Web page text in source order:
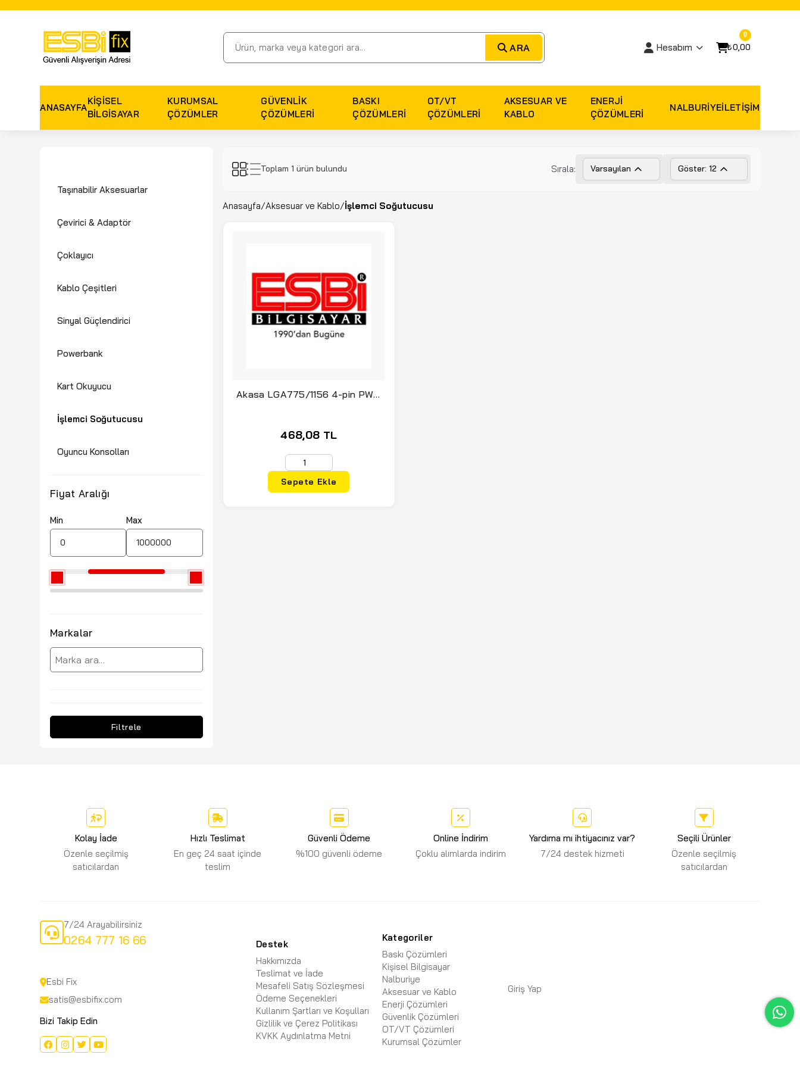
ARA Hesabım
0
₺0,00
ANASAYFA
KIŞISEL
BILGISAYAR
KURUMSAL
ÇÖZÜMLER
GÜVENLIK
ÇÖZÜMLERI
BASKI
ÇÖZÜMLERI
OT/VT
ÇÖZÜMLERI
AKSESUAR VE
KABLO
ENERJI
ÇÖZÜMLERI
NALBURIYEİLETİŞİM
Taşınabilir Aksesuarlar
Çevirici & Adaptör
Çoklayıcı
Kablo Çeşitleri
Sinyal Güçlendirici
Powerbank
Kart Okuyucu
İşlemci Soğutucusu
Oyuncu Konsolları
Fiyat Aralığı
Min Max
Markalar
Filtrele
Toplam 1 ürün bulundu Sırala: Varsayılan Göster: 12
Anasayfa/Aksesuar ve Kablo/İşlemci Soğutucusu
Akasa LGA775/1156 4-pin PWM
468,08 TL
Sepete Ekle
Kolay İade
Özenle seçilmiş
satıcılardan
Hızlı Teslimat
En geç 24 saat içinde
teslim
Güvenli Ödeme
%100 güvenli ödeme
Online İndirim
Çoklu alımlarda indirim
Yardıma mı ihtiyacınız var?
7/24 destek hizmeti
Seçili Ürünler
Özenle seçilmiş
satıcılardan
7/24 Arayabilirsiniz
0264 777 16 66
Esbi Fix
satis@esbifix.com
Bizi Takip Edin
Destek
Hakkımızda
Teslimat ve İade
Mesafeli Satış Sözleşmesi
Ödeme Seçenekleri
Kullanım Şartları ve Koşulları
Gizlilik ve Çerez Politikası
KVKK Aydınlatma Metni
Kategoriler
Baskı Çözümleri
Kişisel Bilgisayar
Nalburiye
Aksesuar ve Kablo
Enerji Çözümleri
Güvenlik Çözümleri
OT/VT Çözümleri
Kurumsal Çözümler
Giriş Yap